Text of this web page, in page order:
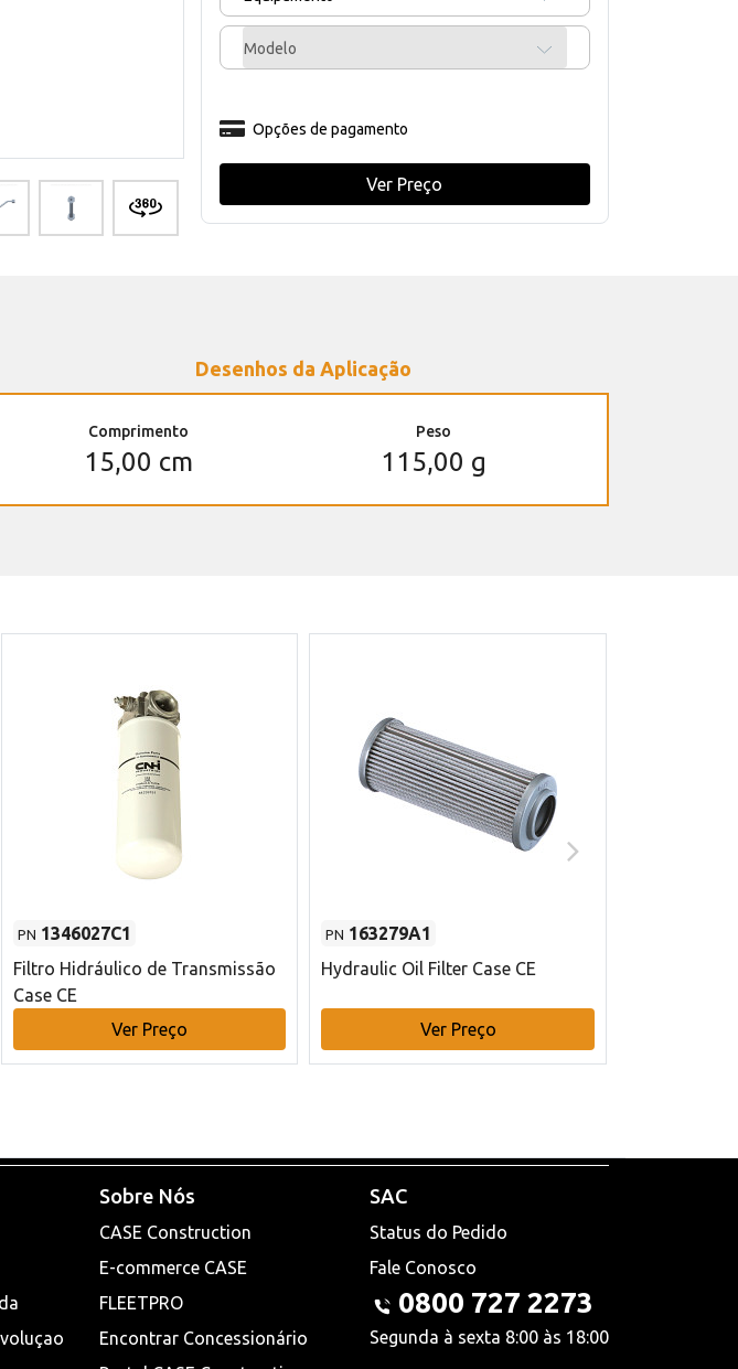
Modelo
Opções de pagamento
Ver Preço
Desenhos da Aplicação
Comprimento
15,00 cm
Peso
115,00 g
PN 1346027C1
Filtro Hidráulico de Transmissão
Case CE
Ver Preço
PN 163279A1
Hydraulic Oil Filter Case CE
Ver Preço
Sobre Nós
CASE Construction
E-commerce CASE
FLEETPRO
Encontrar Concessionário
SAC
Status do Pedido
Fale Conosco
0800 727 2273
Segunda à sexta 8:00 às 18:00